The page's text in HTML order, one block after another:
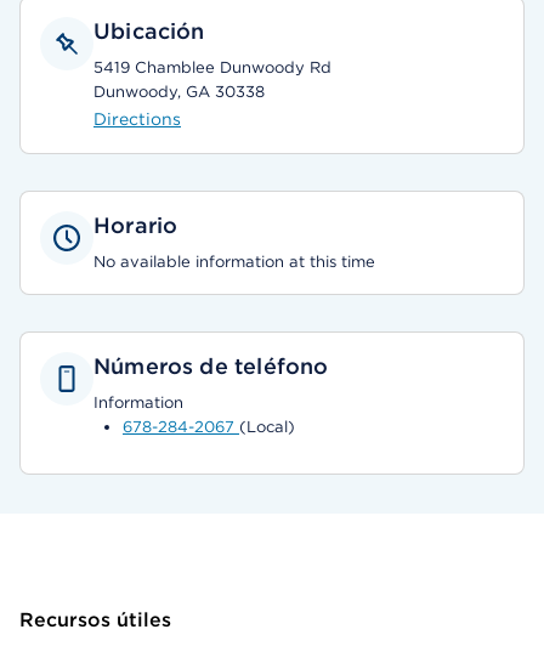
Ubicación
5419 Chamblee Dunwoody Rd
Dunwoody, GA 30338
Directions
Horario
No available information at this time
Números de teléfono
Information
678-284-2067 (Local)
Recursos útiles